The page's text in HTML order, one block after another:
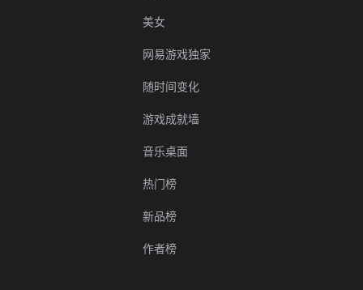
美女
网易游戏独家
随时间变化
游戏成就墙
音乐桌面
热门榜
新品榜
作者榜